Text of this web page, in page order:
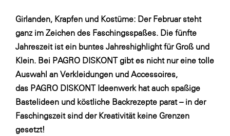
OMV
OptimaMed
PHH Rechtsanwält:innen
Primark
Salesforce
Girlanden, Krapfen und Kostüme: Der Februar steht
ganz im Zeichen des Faschingsspaßes. Die fünfte
Jahreszeit ist ein buntes Jahreshighlight für Groß und
Klein. Bei PAGRO DISKONTgibt es nicht nur eine tolle
Auswahl an Verkleidungen und Accessoires,
das PAGRO DISKONT Ideenwerkhat auch spaßige
Bastelideen und köstliche Backrezepte parat – in der
Faschingszeit sind der Kreativität keine Grenzen
gesetzt!